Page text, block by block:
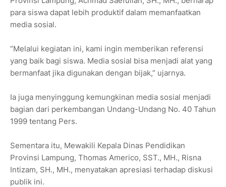
para siswa dapat lebih produktif dalam memanfaatkan
media sosial.
“Melalui kegiatan ini, kami ingin memberikan referensi
yang baik bagi siswa. Media sosial bisa menjadi alat yang
bermanfaat jika digunakan dengan bijak,” ujarnya.
Ia juga menyinggung kemungkinan media sosial menjadi
bagian dari perkembangan Undang-Undang No. 40 Tahun
1999 tentang Pers.
Sementara itu, Mewakili Kepala Dinas Pendidikan
Provinsi Lampung, Thomas Americo, SST., MH., Risna
Intizam, SH., MH., menyatakan apresiasi terhadap diskusi
publik ini.